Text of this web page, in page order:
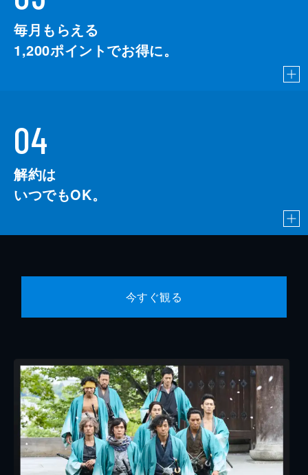
毎月もらえる
1,200ポイントでお得に。
04
解約は
いつでもOK。
今すぐ観る